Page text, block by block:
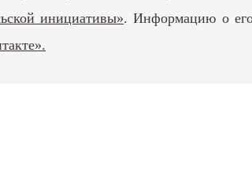
инициативы». Информацию о его